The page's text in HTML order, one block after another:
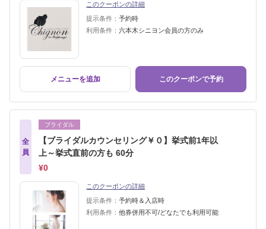
このクーポンの詳細
提示条件： 予約時
利用条件： 六本木シニヨン会員の方のみ
メニューを追加 このクーポンで予約
全
員
ブライダル
【ブライダルカウンセリング￥０】挙式前1年以
上～挙式直前の方も 60分
¥0
このクーポンの詳細
提示条件： 予約時＆入店時
利用条件： 他券併用不可/どなたでも利用可能